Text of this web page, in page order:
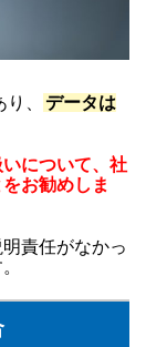
り、
データは
について、社
お勧めしま
責任がなかっ